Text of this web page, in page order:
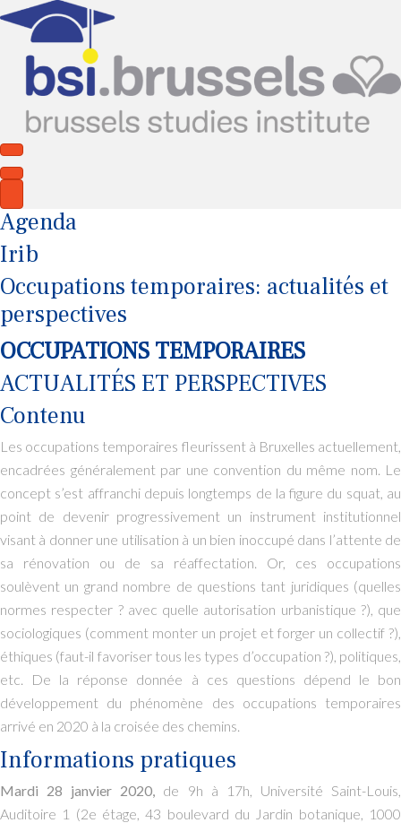
Agenda
Irib
Occupations temporaires: actualités et
perspectives
OCCUPATIONS TEMPORAIRES
ACTUALITÉS ET PERSPECTIVES
Contenu
Les occupations temporaires fleurissent à Bruxelles actuellement,
encadrées généralement par une convention du même nom. Le
concept s’est affranchi depuis longtemps de la figure du squat, au
point de devenir progressivement un instrument institutionnel
visant à donner une utilisation à un bien inoccupé dans l’attente de
sa rénovation ou de sa réaffectation. Or, ces occupations
soulèvent un grand nombre de questions tant juridiques (quelles
normes respecter ? avec quelle autorisation urbanistique ?), que
sociologiques (comment monter un projet et forger un collectif ?),
éthiques (faut-il favoriser tous les types d’occupation ?), politiques,
etc. De la réponse donnée à ces questions dépend le bon
développement du phénomène des occupations temporaires
arrivé en 2020 à la croisée des chemins.
Informations pratiques
Mardi 28 janvier 2020, de 9h à 17h, Université Saint-Louis,
Auditoire 1 (2e étage, 43 boulevard du Jardin botanique, 1000